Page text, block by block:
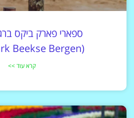
ספארי פארק ביקס
(Safaripark Beekse Bergen)
קרא עוד >>